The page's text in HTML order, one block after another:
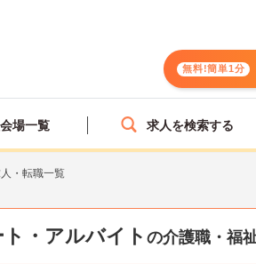
無料!簡単1分
場一覧 求人を検索する
・転職一覧
・アルバイト の介護職・福